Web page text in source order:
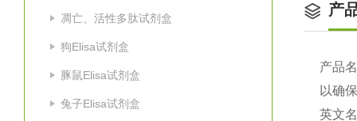
凋亡、活性多肽试剂盒
狗Elisa试剂盒
豚鼠Elisa试剂盒
兔子Elisa试剂盒
产
产品
以确
英文